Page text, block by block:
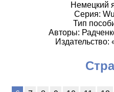
Немецкий
Серия:
Тип
Авторы: